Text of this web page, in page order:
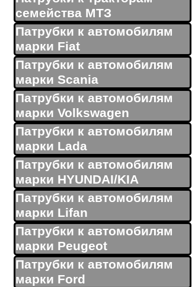
семейства МТЗ
Патрубки к автомобилям
марки Fiat
Патрубки к автомобилям
марки Scania
Патрубки к автомобилям
марки Volkswagen
Патрубки к автомобилям
марки Lada
Патрубки к автомобилям
марки HYUNDAI/KIA
Патрубки к автомобилям
марки Lifan
Патрубки к автомобилям
марки Peugeot
Патрубки к автомобилям
марки Ford